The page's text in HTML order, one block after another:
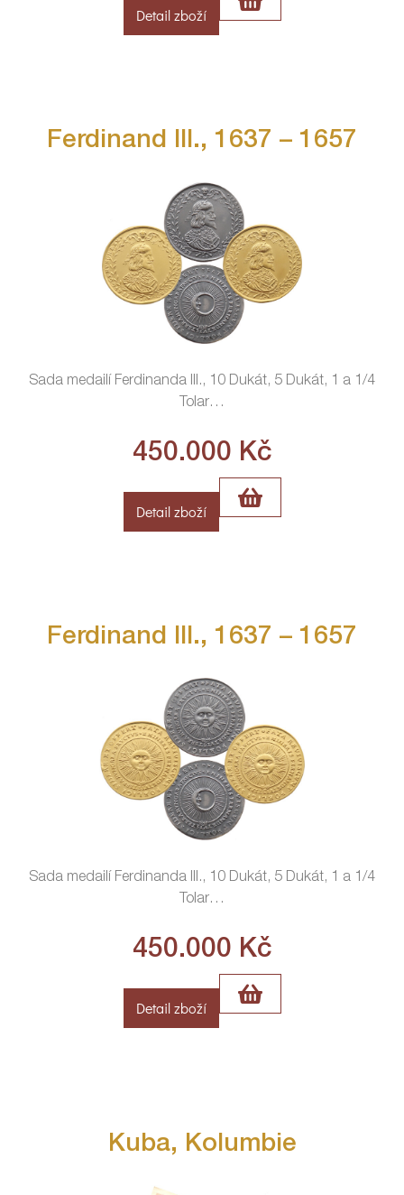
Detail zboží
Ferdinand III., 1637 – 1657
Sada medailí Ferdinanda III., 10 Dukát, 5 Dukát, 1 a 1/4
Tolar…
450.000 Kč
Detail zboží
Ferdinand III., 1637 – 1657
Sada medailí Ferdinanda III., 10 Dukát, 5 Dukát, 1 a 1/4
Tolar…
450.000 Kč
Detail zboží
Kuba, Kolumbie